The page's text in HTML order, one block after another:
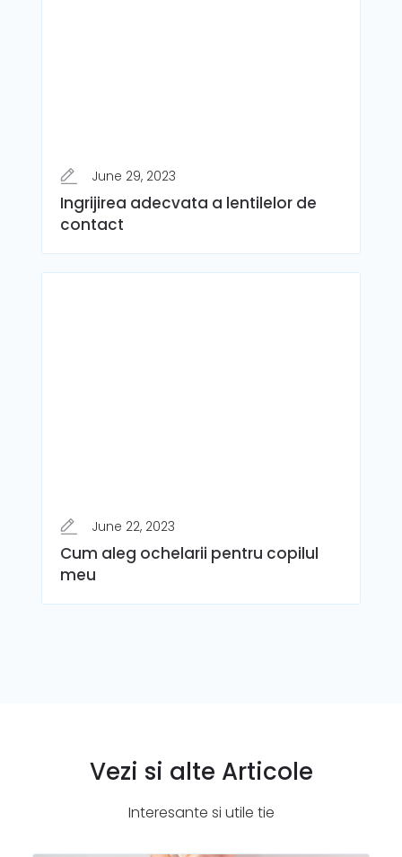
June 29, 2023
Ingrijirea adecvata a lentilelor de
contact
June 22, 2023
Cum aleg ochelarii pentru copilul
meu
Vezi si alte Articole
Interesante si utile tie